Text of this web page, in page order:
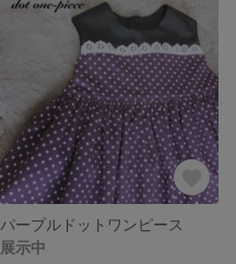
パープルドットワンピース
展示中